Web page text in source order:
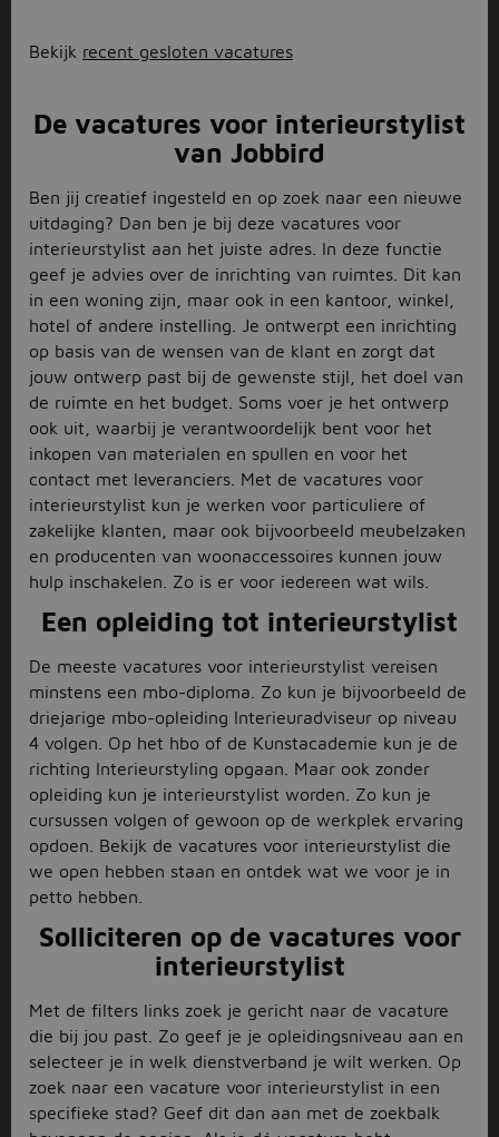
Bekijk recent gesloten vacatures
De vacatures voor interieurstylist
van Jobbird
Ben jij creatief ingesteld en op zoek naar een nieuwe
uitdaging? Dan ben je bij deze vacatures voor
interieurstylist aan het juiste adres. In deze functie
geef je advies over de inrichting van ruimtes. Dit kan
in een woning zijn, maar ook in een kantoor, winkel,
hotel of andere instelling. Je ontwerpt een inrichting
op basis van de wensen van de klant en zorgt dat
jouw ontwerp past bij de gewenste stijl, het doel van
de ruimte en het budget. Soms voer je het ontwerp
ook uit, waarbij je verantwoordelijk bent voor het
inkopen van materialen en spullen en voor het
contact met leveranciers. Met de vacatures voor
interieurstylist kun je werken voor particuliere of
zakelijke klanten, maar ook bijvoorbeeld meubelzaken
en producenten van woonaccessoires kunnen jouw
hulp inschakelen. Zo is er voor iedereen wat wils.
Een opleiding tot interieurstylist
De meeste vacatures voor interieurstylist vereisen
minstens een mbo-diploma. Zo kun je bijvoorbeeld de
driejarige mbo-opleiding Interieuradviseur op niveau
4 volgen. Op het hbo of de Kunstacademie kun je de
richting Interieurstyling opgaan. Maar ook zonder
opleiding kun je interieurstylist worden. Zo kun je
cursussen volgen of gewoon op de werkplek ervaring
opdoen. Bekijk de vacatures voor interieurstylist die
we open hebben staan en ontdek wat we voor je in
petto hebben.
Solliciteren op de vacatures voor
interieurstylist
Met de filters links zoek je gericht naar de vacature
die bij jou past. Zo geef je je opleidingsniveau aan en
selecteer je in welk dienstverband je wilt werken. Op
zoek naar een vacature voor interieurstylist in een
specifieke stad? Geef dit dan aan met de zoekbalk